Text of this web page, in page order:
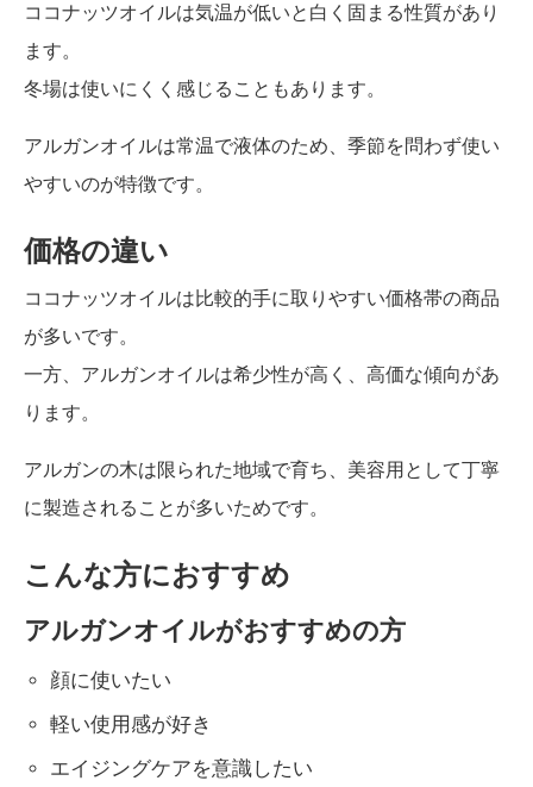
ココナッツオイルは気温が低いと白く固まる性質があり
ます。
冬場は使いにくく感じることもあります。
アルガンオイルは常温で液体のため、季節を問わず使い
やすいのが特徴です。
価格の違い
ココナッツオイルは比較的手に取りやすい価格帯の商品
が多いです。
一方、アルガンオイルは希少性が高く、高価な傾向があ
ります。
アルガンの木は限られた地域で育ち、美容用として丁寧
に製造されることが多いためです。
こんな方におすすめ
アルガンオイルがおすすめの方
顔に使いたい
軽い使用感が好き
エイジングケアを意識したい